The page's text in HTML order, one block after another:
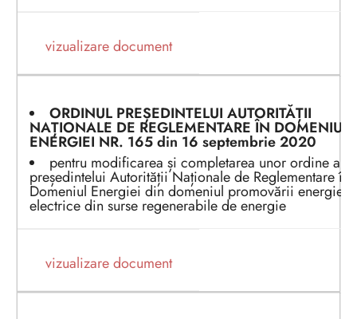
vizualizare document
ORDINUL PREȘEDINTELUI AUTORITĂȚII
NAȚIONALE DE REGLEMENTARE ÎN DOMENIUL
ENERGIEI NR. 165din 16 septembrie2020
pentru modificarea și completarea unor ordine ale
președintelui Autorității Naționale de Reglementare în
Domeniul Energiei din domeniul promovării energiei
electrice din surse regenerabile de energie
vizualizare document